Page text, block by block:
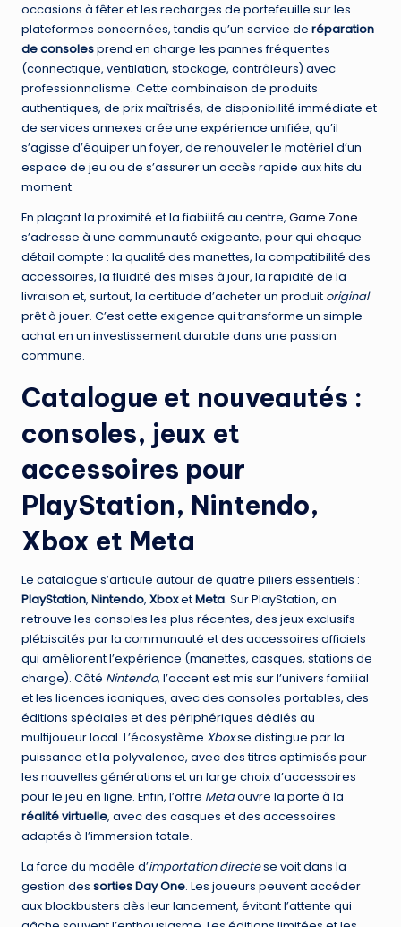
occasions à fêter et les recharges de portefeuille sur les
plateformes concernées, tandis qu’un service de réparation
de consolesprend en charge les pannes fréquentes
(connectique, ventilation, stockage, contrôleurs) avec
professionnalisme. Cette combinaison de produits
authentiques, de prix maîtrisés, de disponibilité immédiate et
de services annexes crée une expérience unifiée, qu’il
s’agisse d’équiper un foyer, de renouveler le matériel d’un
espace de jeu ou de s’assurer un accès rapide aux hits du
moment.
En plaçant la proximité et la fiabilité au centre, Game Zone
s’adresse à une communauté exigeante, pour qui chaque
détail compte : la qualité des manettes, la compatibilité des
accessoires, la fluidité des mises à jour, la rapidité de la
livraison et, surtout, la certitude d’acheter un produit original
prêt à jouer. C’est cette exigence qui transforme un simple
achat en un investissement durable dans une passion
commune.
Catalogue et nouveautés :
consoles, jeux et
accessoires pour
PlayStation, Nintendo,
Xbox et Meta
Le catalogue s’articule autour de quatre piliers essentiels :
PlayStation, Nintendo, XboxetMeta. Sur PlayStation, on
retrouve les consoles les plus récentes, des jeux exclusifs
plébiscités par la communauté et des accessoires officiels
qui améliorent l’expérience (manettes, casques, stations de
charge). Côté Nintendo, l’accent est mis sur l’univers familial
et les licences iconiques, avec des consoles portables, des
éditions spéciales et des périphériques dédiés au
multijoueur local. L’écosystème Xboxse distingue par la
puissance et la polyvalence, avec des titres optimisés pour
les nouvelles générations et un large choix d’accessoires
pour le jeu en ligne. Enfin, l’offre Metaouvre la porte à la
réalité virtuelle, avec des casques et des accessoires
adaptés à l’immersion totale.
La force du modèle d’importation directese voit dans la
gestion des sorties Day One. Les joueurs peuvent accéder
aux blockbusters dès leur lancement, évitant l’attente qui